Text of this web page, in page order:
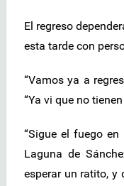
El regreso
esta tarde con
“Vamos ya a
“Ya vi que no tienen
“Sigue el fuego en
Laguna de
esperar un ratito, y